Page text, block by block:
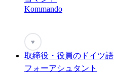
Kommando
♥
取締役・役員のドイツ語
フォーアシュタント